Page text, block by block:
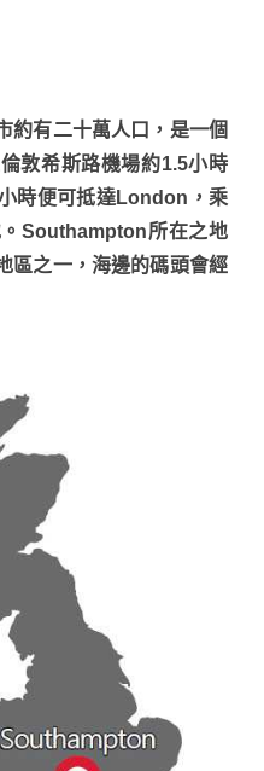
約有二十萬人口，是一個
敦希斯路機場約1.5小時
時便可抵達London，乘
Southampton所在之地
區之一，海邊的碼頭會經